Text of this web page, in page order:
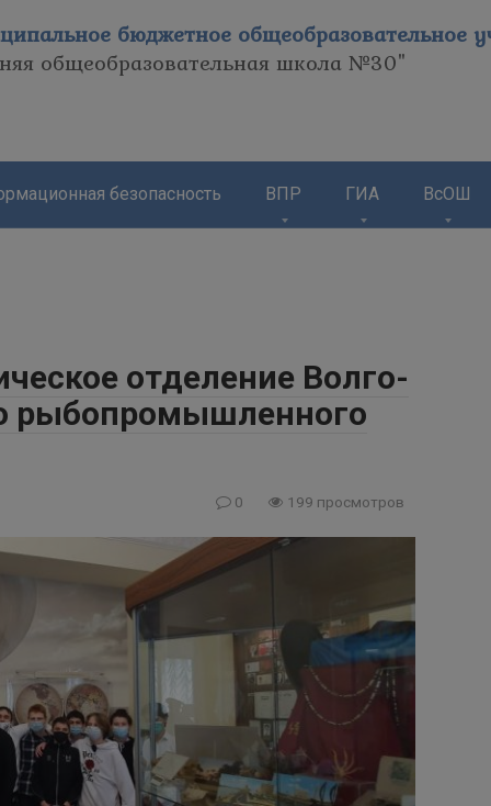
бюджетное общеобразовательное
общеобразовательная школа №30"
безопасность ВПР ГИА ВсОШ
отделение Волго-
рыбопромышленного
0 199 просмотров